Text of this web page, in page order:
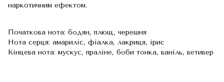
наркотичним ефектом.
Початкова нота: бодян, плющ, черешня
Нота серця: амариліс, фіалка, лакриця, ірис
Кінцева нота: мускус, праліне, боби тонка, ваніль, ветивер